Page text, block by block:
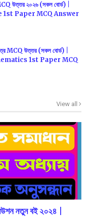
উত্তর ২০২৬ (সকল বোর্ড) |
1st Paper MCQ Answer
MCQ উত্তর (সকল বোর্ড) |
1st Paper MCQ
View all
নতুন বই ২০২৪ |